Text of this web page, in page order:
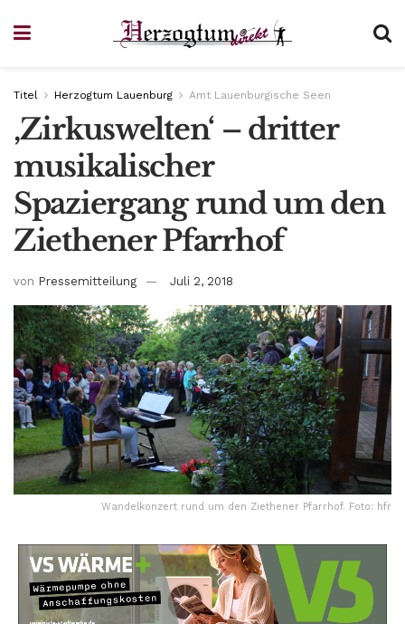
Titel Herzogtum Lauenburg Amt Lauenburgische Seen
‚Zirkuswelten‘ – dritter
musikalischer
Spaziergang rund um den
Ziethener Pfarrhof
von Pressemitteilung Juli 2, 2018
Wandelkonzert rund um den Ziethener Pfarrhof. Foto: hfr